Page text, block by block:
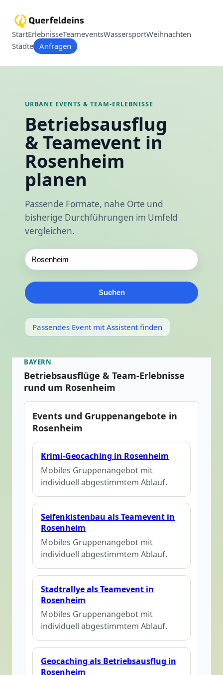
StartErlebnisseTeameventsWassersportWeihnachten
Städte Anfragen
URBANE EVENTS & TEAM-ERLEBNISSE
Betriebsausflug
& Teamevent in
Rosenheim
planen
Passende Formate, nahe Orte und
bisherige Durchführungen im Umfeld
vergleichen.
Suchen
Passendes Event mit Assistent finden
BAYERN
Betriebsausflüge & Team-Erlebnisse
rund um Rosenheim
Events und Gruppenangebote in
Rosenheim
Krimi-Geocaching in Rosenheim
Mobiles Gruppenangebot mit
individuell abgestimmtem Ablauf.
Seifenkistenbau als Teamevent in
Rosenheim
Mobiles Gruppenangebot mit
individuell abgestimmtem Ablauf.
Stadtrallye als Teamevent in
Rosenheim
Mobiles Gruppenangebot mit
individuell abgestimmtem Ablauf.
Geocaching als Betriebsausflug in
Rosenheim